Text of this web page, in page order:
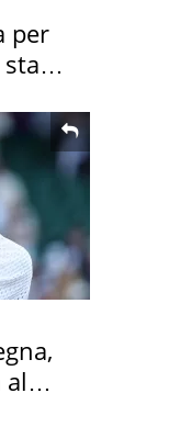
per